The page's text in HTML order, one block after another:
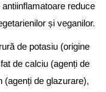
reduce
și veganilor.
de potasiu (origine
de calciu (agenți de
(agenți de glazurare),